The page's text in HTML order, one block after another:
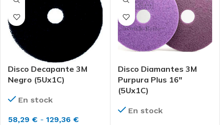
FORMATO CAJA 5
TAMAÑO DISCO
13", 14", 15", 16", 17", 18", 19",
20", 21"
MARCAS 3M
FORMATO CAJA 5
TAMAÑO DISCO
13", 14", 15", 16", 17", 18", 19",
Disco Decapante 3M
Negro (5Ux1C)
En stock
58,29 € - 129,36 €
Disco Diamantes 3M
Purpura Plus 16″
(5Ux1C)
En stock